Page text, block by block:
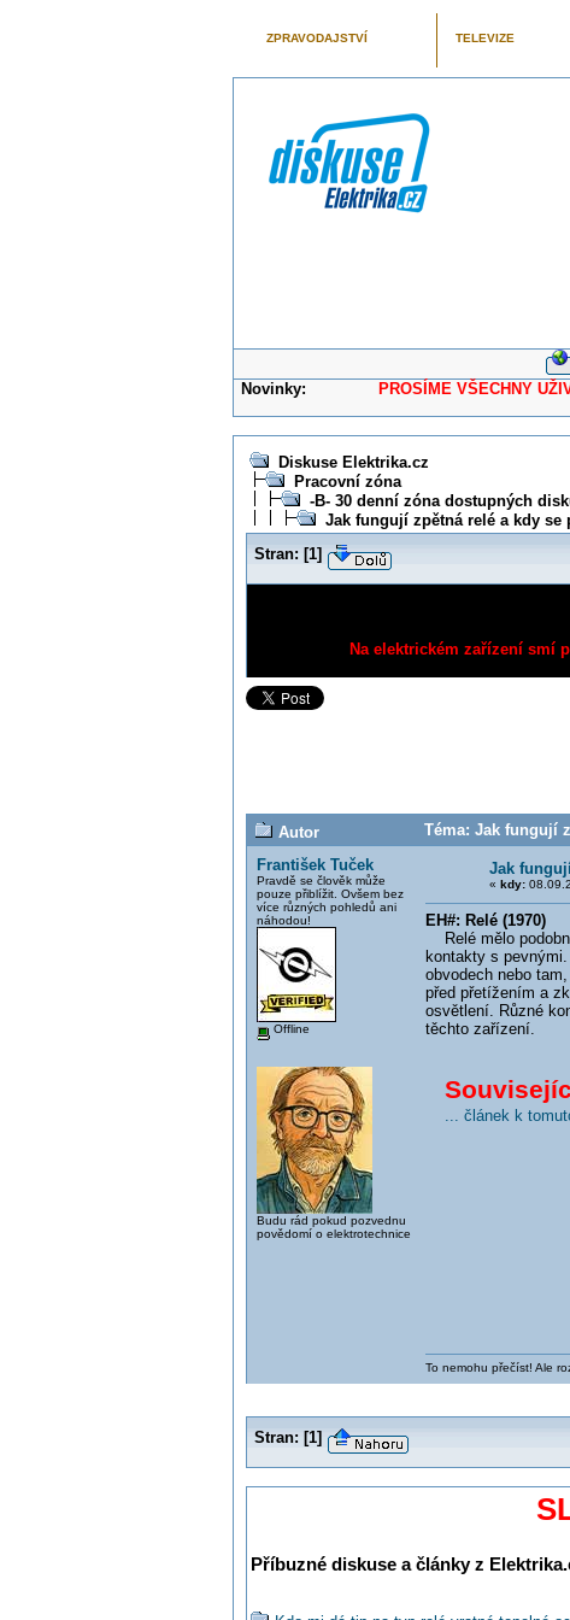
ZPRAVODAJSTVÍ TELEVIZE
Novinky: PROSÍME VŠECHNY
Diskuse Elektrika.cz
Pracovní zóna
-B- 30 denní zóna dostupných
Jak fungují zpětná relé a kdy se
Stran: [1]
Na elektrickém zařízení smí
Autor
Téma: Jak fungují
František Tuček
Pravdě se člověk může
pouze přiblížit. Ovšem bez
více různých pohledů ani
náhodou!
Offline
Budu rád pokud pozvednu
povědomí o elektrotechnice
Jak
« kdy:
EH#: Relé (1970)
Relé mělo
kontakty s
obvodech nebo
před přetížením a
osvětlení. Různé
těchto zařízení.
... článek k
To nemohu přečíst! Ale
Stran: [1]
Příbuzné diskuse a články z